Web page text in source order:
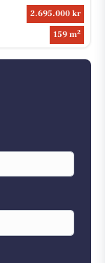
2.695.000 kr
159 m2